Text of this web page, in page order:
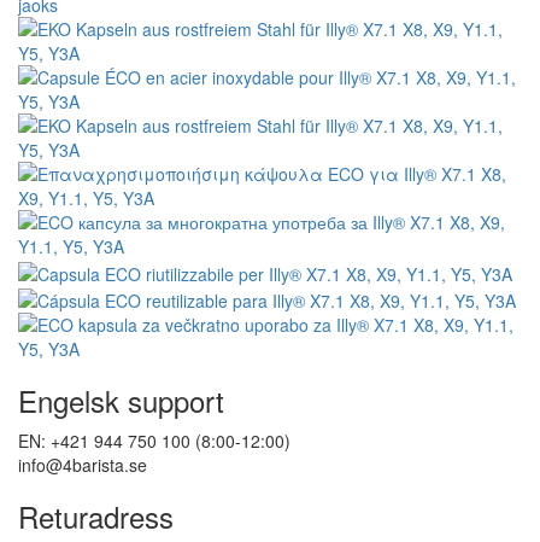
Engelsk support
EN: +421 944 750 100 (8:00-12:00)
info@4barista.se
Returadress